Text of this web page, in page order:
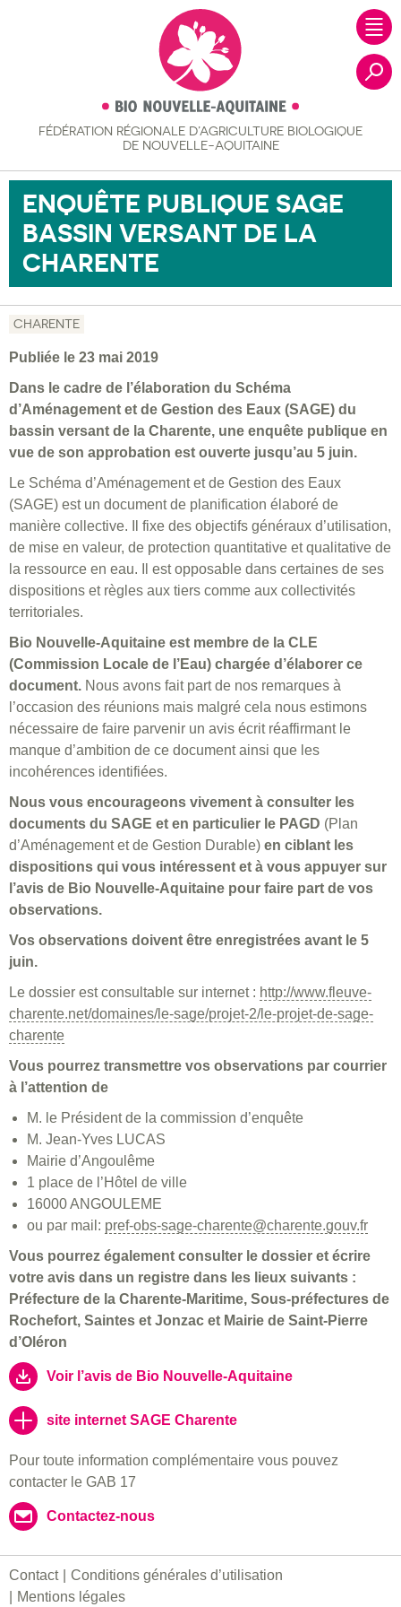
FÉDÉRATION RÉGIONALE D’AGRICULTURE BIOLOGIQUE
DE NOUVELLE-AQUITAINE
ENQUÊTE PUBLIQUE SAGE
BASSIN VERSANT DE LA
CHARENTE
CHARENTE
Publiée le 23 mai 2019
Dans le cadre de l’élaboration du Schéma
d’Aménagement et de Gestion des Eaux (SAGE) du
bassin versant de la Charente, une enquête publique en
vue de son approbation est ouverte jusqu’au 5 juin.
Le Schéma d’Aménagement et de Gestion des Eaux
(SAGE) est un document de planification élaboré de
manière collective. Il fixe des objectifs généraux d’utilisation,
de mise en valeur, de protection quantitative et qualitative de
la ressource en eau. Il est opposable dans certaines de ses
dispositions et règles aux tiers comme aux collectivités
territoriales.
Bio Nouvelle-Aquitaine est membre de la CLE
(Commission Locale de l’Eau) chargée d’élaborer ce
document. Nous avons fait part de nos remarques à
l’occasion des réunions mais malgré cela nous estimons
nécessaire de faire parvenir un avis écrit réaffirmant le
manque d’ambition de ce document ainsi que les
incohérences identifiées.
Nous vous encourageons vivement à consulter les
documents du SAGE et en particulier le PAGD (Plan
d’Aménagement et de Gestion Durable) en ciblant les
dispositions qui vous intéressent et à vous appuyer sur
l’avis de Bio Nouvelle-Aquitaine pour faire part de vos
observations.
Vos observations doivent être enregistrées avant le 5
juin.
Le dossier est consultable sur internet : http://www.fleuve-
charente.net/domaines/le-sage/projet-2/le-projet-de-sage-
charente
Vous pourrez transmettre vos observations par courrier
à l’attention de
M. le Président de la commission d’enquête
M. Jean-Yves LUCAS
Mairie d’Angoulême
1 place de l’Hôtel de ville
16000 ANGOULEME
ou par mail: pref-obs-sage-charente@charente.gouv.fr
Vous pourrez également consulter le dossier et écrire
votre avis dans un registre dans les lieux suivants :
Préfecture de la Charente-Maritime, Sous-préfectures de
Rochefort, Saintes et Jonzac et Mairie de Saint-Pierre
d’Oléron
Voir l’avis de Bio Nouvelle-Aquitaine
site internet SAGE Charente
Pour toute information complémentaire vous pouvez
contacter le GAB 17
Contactez-nous
Contact
Conditions générales d’utilisation
Mentions légales